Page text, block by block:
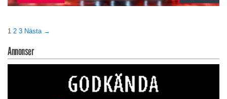
1 2 3 Nästa →
Annonser